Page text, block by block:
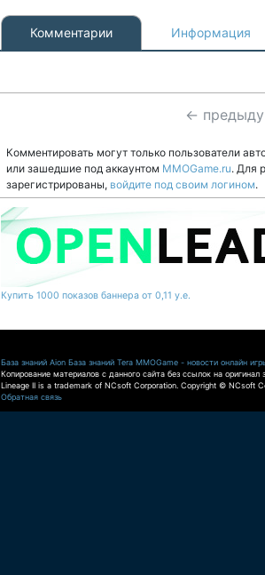
Комментарии Информация
←
Комментировать могут только пользователи
или зашедшие под аккаунтом MMOGame.ru. Для
зарегистрированы, войдите под своим логином.
Купить 1000 показов баннера от 0,11 у.е.
База знаний Aion База знаний Tera MMOGame - новости онлайн
Копирование материалов с данного сайта без ссылок на оригинал
Lineage II is a trademark of NCsoft Corporation. Copyright © NCsoft
Обратная связь